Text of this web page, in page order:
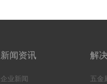
新闻资讯
企业新闻
解
五金